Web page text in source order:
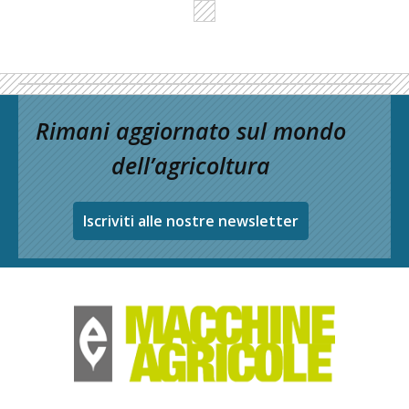
Rimani aggiornato sul mondo
dell’agricoltura
Iscriviti alle nostre newsletter